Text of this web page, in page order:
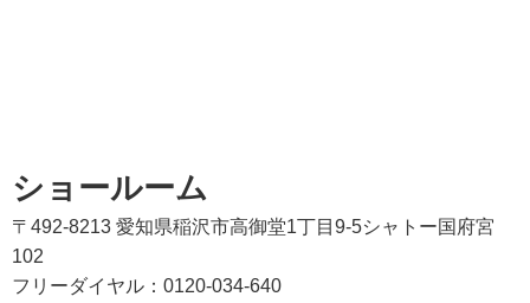
ショールーム
〒492-8213 愛知県稲沢市高御堂1丁目9-5シャトー国府宮
102
フリーダイヤル：0120-034-640